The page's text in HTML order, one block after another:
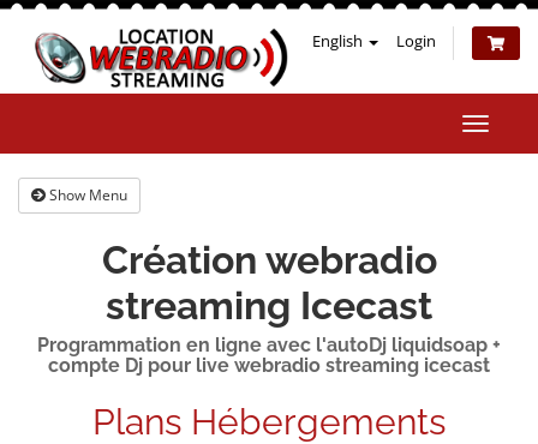
English Login
Toggle
Show Menu
Création webradio
streaming Icecast
Programmation en ligne avec l'autoDj liquidsoap +
compte Dj pour live webradio streaming icecast
Plans Hébergements